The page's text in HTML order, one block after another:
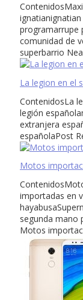
programarrupe
comunidad de
superbarrio
La legion en el
ContenidosLa
legión
extranjera
españolaPost
Motos
importadas en
segunda mano
Motos